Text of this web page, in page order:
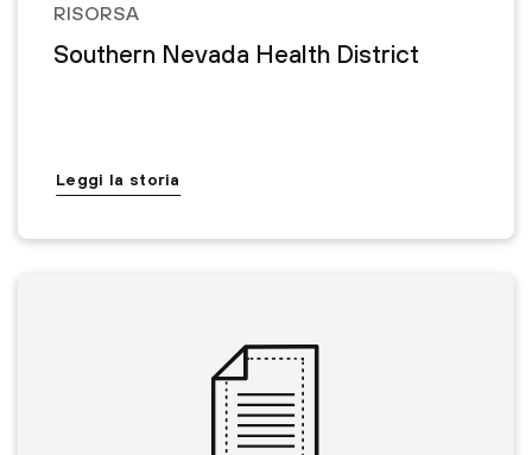
RISORSA
Southern Nevada Health District
Leggi la storia